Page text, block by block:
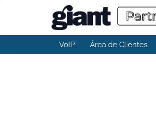
VoIP Área de Clientes